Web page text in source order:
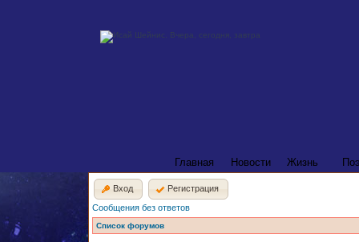
Главная Новости Жизнь
Вход
Регистрация
Сообщения без ответов
Список форумов